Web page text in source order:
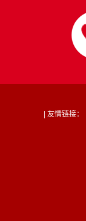
| 友情链接：